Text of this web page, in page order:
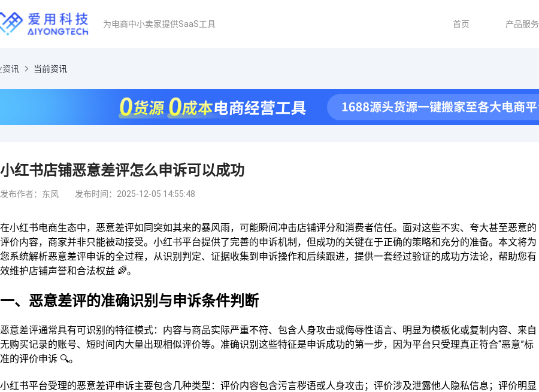
为电商中小卖家提供SaaS工具 首页 产品服务
资讯 当前资讯
小红书店铺恶意差评怎么申诉可以成功
发布作者：东风 发布时间：2025-12-05 14:55:48
在小红书电商生态中，恶意差评如同突如其来的暴风雨，可能瞬间冲击店铺评分和消费者信任。面对这些不实、夸大甚至恶意的
评价内容，商家并非只能被动接受。小红书平台提供了完善的申诉机制，但成功的关键在于正确的策略和充分的准备。本文将为
您系统解析恶意差评申诉的全过程，从识别判定、证据收集到申诉操作和后续跟进，提供一套经过验证的成功方法论，帮助您有
效维护店铺声誉和合法权益 🌈。
一、恶意差评的准确识别与申诉条件判断
恶意差评通常具有可识别的特征模式：内容与商品实际严重不符、包含人身攻击或侮辱性语言、明显为模板化或复制内容、来自
无购买记录的账号、短时间内大量出现相似评价等。准确识别这些特征是申诉成功的第一步，因为平台只受理真正符合“恶意”标
准的评价申诉 🔍。
小红书平台受理的恶意差评申诉主要包含几种类型：评价内容包含污言秽语或人身攻击；评价涉及泄露他人隐私信息；评价明显